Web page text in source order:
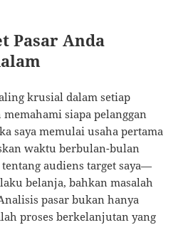
Pasar Anda
krusial dalam setiap
siapa pelanggan
saya memulai usaha pertama
waktu berbulan-bulan
audiens target saya—
belanja, bahkan masalah
pasar bukan hanya
proses berkelanjutan yang